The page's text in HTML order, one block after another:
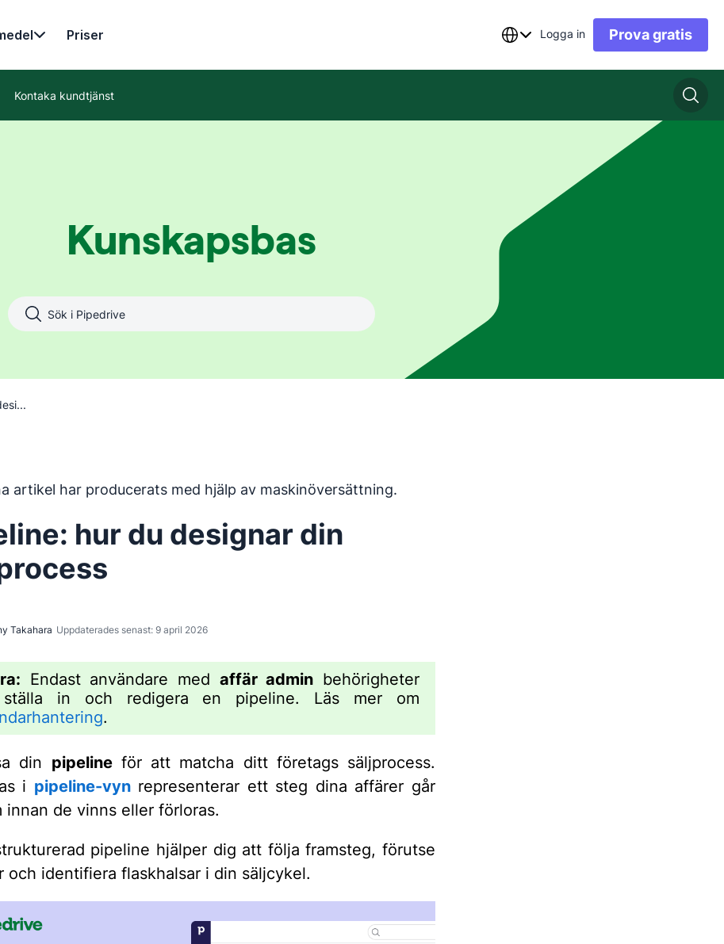
Priser Logga in Prova gratis
Kontaka kundtjänst
Kunskapsbas
har översatts från engelska med hjälp av ett maskinöversättningsverktyg och har inte korrekturlästs av en
artikel har producerats med hjälp av maskinöversättning.
hur du designar din
Takahara Uppdaterades senast: 9 april 2026
Endast användare med affär admin behörigheter
in och redigera en pipeline. Läs mer om
.
din pipelineför att matcha ditt företags säljprocess.
i pipeline-vynrepresenterar ett steg dina affärer går
innan de vinns eller förloras.
pipeline hjälper dig att följa framsteg, förutse
och identifiera flaskhalsar i din säljcykel.